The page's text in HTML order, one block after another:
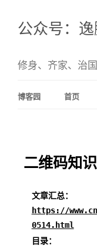
公众号：
修身、齐家、治
博客园 首页
二维码知
文章汇总：
https://
0514.html
目录：